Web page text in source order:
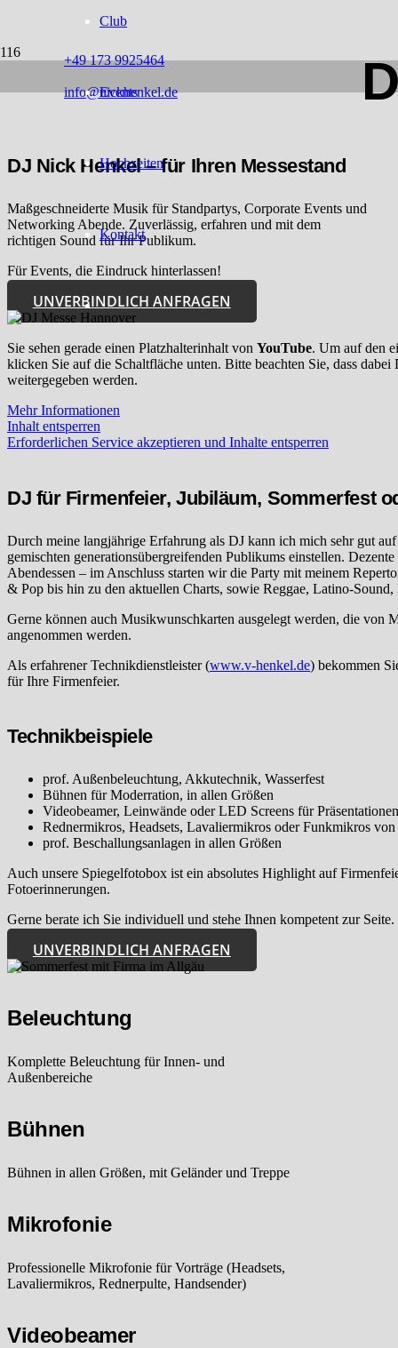
+49 173 9925464
info@nickhenkel.de
Club
Events
Hochzeiten
Kontakt
DJ Nick Henkel – für Ihren Messestand
Maßgeschneiderte Musik für Standpartys, Corporate Events und
Networking Abende. Zuverlässig, erfahren und mit dem
richtigen Sound für Ihr Publikum.
Für Events, die Eindruck hinterlassen!
UNVERBINDLICH ANFRAGEN
Sie sehen gerade einen Platzhalterinhalt von YouTube. Um auf den
klicken Sie auf die Schaltfläche unten. Bitte beachten Sie, dass dabei
weitergegeben werden.
Mehr Informationen
Inhalt entsperren
Erforderlichen Service akzeptieren und Inhalte entsperren
DJ für Firmenfeier, Jubiläum, Sommerfest
Durch meine langjährige Erfahrung als DJ kann ich mich sehr gut
gemischten generationsübergreifenden Publikums einstellen.
Abendessen – im Anschluss starten wir die Party mit meinem
& Pop bis hin zu den aktuellen Charts, sowie Reggae, Latino-
Gerne können auch Musikwunschkarten ausgelegt werden, die von
angenommen werden.
Als erfahrener Technikdienstleister (www.v-henkel.de) bekommen
für Ihre Firmenfeier.
Technikbeispiele
prof. Außenbeleuchtung, Akkutechnik, Wasserfest
Bühnen für Moderration, in allen Größen
Videobeamer, Leinwände oder LED Screens für Präsentationen
Rednermikros, Headsets, Lavaliermikros oder Funkmikros von
prof. Beschallungsanlagen in allen Größen
Auch unsere Spiegelfotobox ist ein absolutes Highlight auf
Fotoerinnerungen.
Gerne berate ich Sie individuell und stehe Ihnen kompetent zur Seite.
UNVERBINDLICH ANFRAGEN
Beleuchtung
Komplette Beleuchtung für Innen- und
Außenbereiche
Bühnen
Bühnen in allen Größen, mit Geländer und Treppe
Mikrofonie
Professionelle Mikrofonie für Vorträge (Headsets,
Lavaliermikros, Rednerpulte, Handsender)
Videobeamer